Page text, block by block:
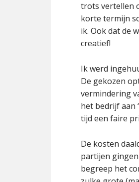
trots vertellen
korte termijn
ik. Ook dat de
creatief!
Ik werd
De gekozen
vermindering
het bedrijf aan
tijd een faire
De kosten
partijen gingen
begreep het